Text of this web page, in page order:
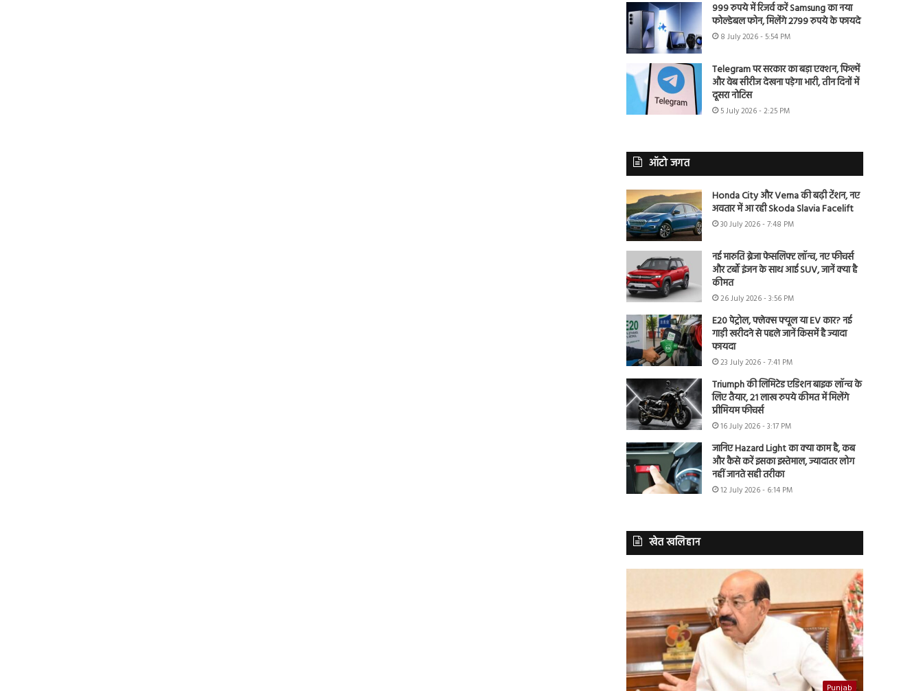
999 रुपये में रिजर्व करें Samsung का नया
फोल्डेबल फोन, मिलेंगे 2799 रुपये के फायदे
8 July 2026 - 5:54 PM
Telegram पर सरकार का बड़ा एक्शन, फिल्में
और वेब सीरीज देखना पड़ेगा भारी, तीन दिनों में
दूसरा नोटिस
5 July 2026 - 2:25 PM
ऑटो जगत
Honda City और Verna की बढ़ी टेंशन, नए
अवतार में आ रही Skoda Slavia Facelift
30 July 2026 - 7:48 PM
नई मारुति ब्रेजा फेसलिफ्ट लॉन्च, नए फीचर्स
और टर्बो इंजन के साथ आई SUV, जानें क्या है
कीमत
26 July 2026 - 3:56 PM
E20 पेट्रोल, फ्लेक्स फ्यूल या EV कार? नई
गाड़ी खरीदने से पहले जानें किसमें है ज्यादा
फायदा
23 July 2026 - 7:41 PM
Triumph की लिमिटेड एडिशन बाइक लॉन्च के
लिए तैयार, 21 लाख रुपये कीमत में मिलेंगे
प्रीमियम फीचर्स
16 July 2026 - 3:17 PM
जानिए Hazard Light का क्या काम है, कब
और कैसे करें इसका इस्तेमाल, ज्यादातर लोग
नहीं जानते सही तरीका
12 July 2026 - 6:14 PM
खेत खलिहान
Punjab